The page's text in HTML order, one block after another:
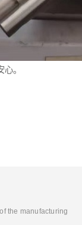
。
the manufacturing